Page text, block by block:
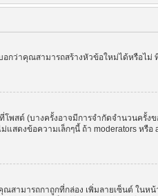
ว่าคุณสามารถสร้างหัวข้อใหม่ได้หรือไม่
สต์ (บางครั้งอาจมีการจำกัดจำนวนครั้ง
งข้อความเล็กๆนี้ ถ้า moderators หรือ
ามารถกาถูกที่กล่อง เพิ่มลายเซ็นต์ ในห